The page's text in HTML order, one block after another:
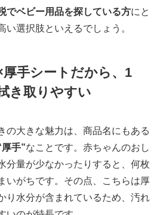
でベビー用品を探している方にと
い選択肢といえるでしょう。
手シートだから、1
き取りやすい
の大きな魅力は、商品名にもある
手”なことです。赤ちゃんのおし
分量が少なかったりすると、何枚
いがちです。その点、こちらは厚
り水分が含まれているため、汚れ